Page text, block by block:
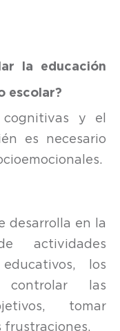
la educación
escolar?
y el
es necesario
desarrolla en la
actividades
los
las
tomar
frustraciones.